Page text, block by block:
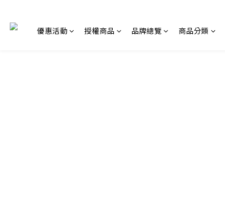
優惠活動 授權商品 品牌總覽 商品分類